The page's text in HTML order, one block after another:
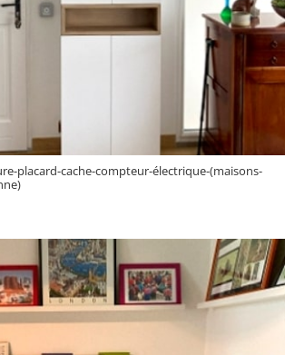
placard-cache-compteur-électrique-(maisons-